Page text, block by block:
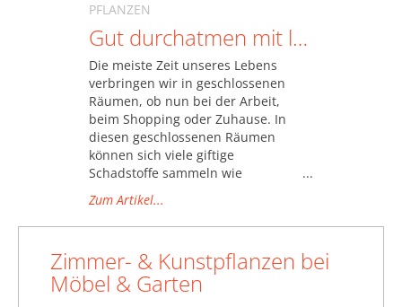
(325.136)
Luftbe- & Entfeuchter
Magnete & Magnetleisten
(158.784)
Mülleimer (69.608)
Pinnwände, Tafeln &
Magnettafeln (95.223)
Saisonale Dekorationsartikel
(1.187.576)
PFLANZEN
Gut durchatmen mit luftreinigenden Zimmerpflanzen
Die meiste Zeit unseres Lebens
verbringen wir in geschlossenen
Räumen, ob nun bei der Arbeit,
beim Shopping oder Zuhause. In
diesen geschlossenen Räumen
können sich viele giftige
Schadstoffe sammeln wie
Formaldehyd, Benzol und
Ammoniak, die in Farben, Lacken,
Möbeln, Reinigungsmitteln,
stecken und gesundheitliche
Beschwerden wie Allergien,
Zum Artikel...
Zimmer- & Kunstpflanzen bei
Möbel & Garten